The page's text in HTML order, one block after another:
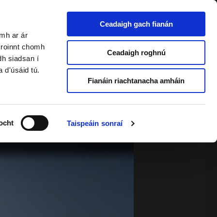
ar ár
chomh
siadsan í
d'úsáid tú.
Taispeáin sonraí
Ceadaigh gach fianán
Ceadaigh roghnú
Fianáin riachtanacha amháin
Foghlaimeoirí Fásta